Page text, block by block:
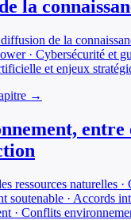
la
de la
· Cybersécurité et
et enjeux
→
entre
ressources naturelles ·
soutenable · Accords
· Conflits